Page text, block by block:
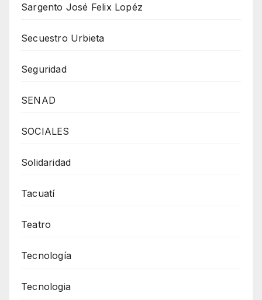
Sargento José Felix Lopéz
Secuestro Urbieta
Seguridad
SENAD
SOCIALES
Solidaridad
Tacuatí
Teatro
Tecnología
Tecnologia